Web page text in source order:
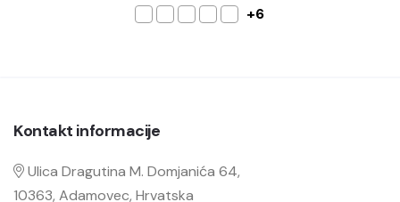
+6
Kontakt informacije
Ulica Dragutina M. Domjanića 64,
10363, Adamovec, Hrvatska